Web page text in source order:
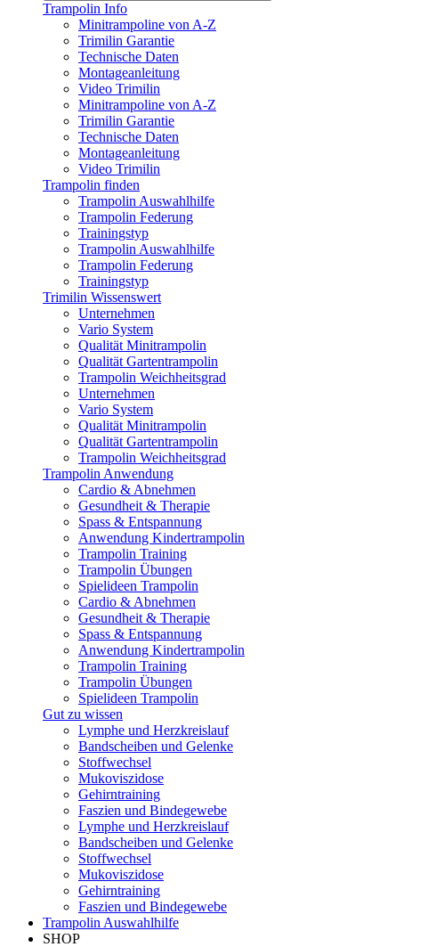
Trampolin Info
Minitrampoline von A-Z
Trimilin Garantie
Technische Daten
Montageanleitung
Video Trimilin
Minitrampoline von A-Z
Trimilin Garantie
Technische Daten
Montageanleitung
Video Trimilin
Trampolin finden
Trampolin Auswahlhilfe
Trampolin Federung
Trainingstyp
Trampolin Auswahlhilfe
Trampolin Federung
Trainingstyp
Trimilin Wissenswert
Unternehmen
Vario System
Qualität Minitrampolin
Qualität Gartentrampolin
Trampolin Weichheitsgrad
Unternehmen
Vario System
Qualität Minitrampolin
Qualität Gartentrampolin
Trampolin Weichheitsgrad
Trampolin Anwendung
Cardio & Abnehmen
Gesundheit & Therapie
Spass & Entspannung
Anwendung Kindertrampolin
Trampolin Training
Trampolin Übungen
Spielideen Trampolin
Cardio & Abnehmen
Gesundheit & Therapie
Spass & Entspannung
Anwendung Kindertrampolin
Trampolin Training
Trampolin Übungen
Spielideen Trampolin
Gut zu wissen
Lymphe und Herzkreislauf
Bandscheiben und Gelenke
Stoffwechsel
Mukoviszidose
Gehirntraining
Faszien und Bindegewebe
Lymphe und Herzkreislauf
Bandscheiben und Gelenke
Stoffwechsel
Mukoviszidose
Gehirntraining
Faszien und Bindegewebe
Trampolin Auswahlhilfe
SHOP